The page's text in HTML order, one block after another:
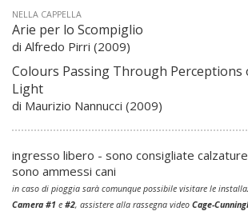
NELLA CAPPELLA
Arie per lo Scompiglio
di Alfredo Pirri (2009)
Colours Passing Through Perceptions
Light
di Maurizio Nannucci (2009)
ingresso libero - sono consigliate
sono ammessi cani
in caso di pioggia sarà comunque possibile visitare le
Camera #1 e #2, assistere alla rassegna video Cage-